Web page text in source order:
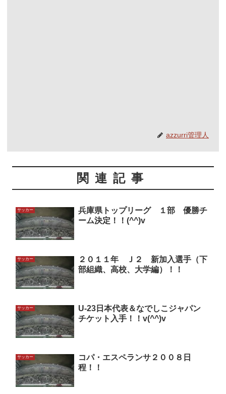
azzurri管理人
関連記事
サッカー
兵庫県トップリーグ １部 優勝チ
ーム決定！！(^^)v
サッカー
２０１１年 Ｊ２ 新加入選手（下
部組織、高校、大学編）！！
サッカー
U-23日本代表＆なでしこジャパン
チケット入手！！v(^^)v
サッカー
コパ・エスペランサ２００８日
程！！